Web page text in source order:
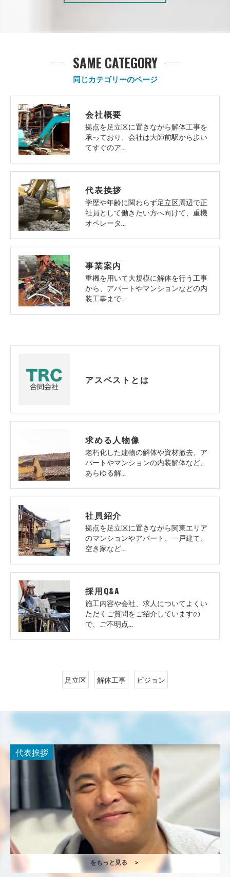
同じカテゴリーのページ
SAME CATEGORY
会社概要
拠点を足立区に置きながら解体工事を
承っており、会社は大師前駅から歩い
てすぐのア…
代表挨拶
学歴や年齢に関わらず足立区周辺で正
社員として働きたい方へ向けて、重機
オペレータ…
事業案内
重機を用いて大規模に解体を行う工事
から、アパートやマンションなどの内
装工事まで…
アスベストとは
求める人物像
老朽化した建物の解体や資材撤去、ア
パートやマンションの内装解体など、
あらゆる解…
社員紹介
拠点を足立区に置きながら関東エリア
のマンションやアパート、一戸建て、
空き家など…
採用Q&A
施工内容や会社、求人についてよくい
ただくご質問をご紹介していますの
で、ご不明点…
足立区 解体工事 ビジョン
代表挨拶
をもっと見る ＞